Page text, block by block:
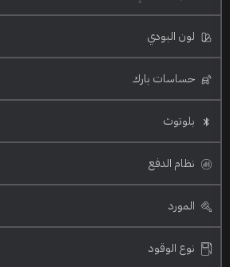
لون البودي
حساسات بارك
بلوتوث
نظام الدفع
المورد
نوع الوقود